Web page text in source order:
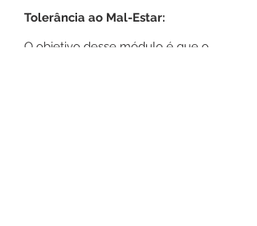
Tolerância ao Mal-Estar:
O objetivo desse módulo é que o